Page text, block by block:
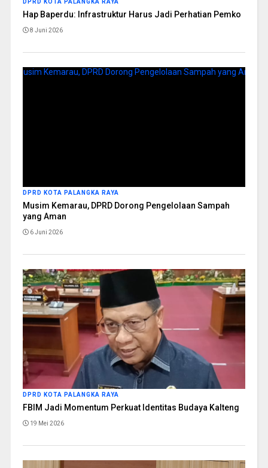
Hap Baperdu: Infrastruktur Harus Jadi Perhatian Pemko
8 Juni 2026
DPRD KOTA PALANGKA RAYA
Musim Kemarau, DPRD Dorong Pengelolaan Sampah
yang Aman
6 Juni 2026
DPRD KOTA PALANGKA RAYA
FBIM Jadi Momentum Perkuat Identitas Budaya Kalteng
19 Mei 2026